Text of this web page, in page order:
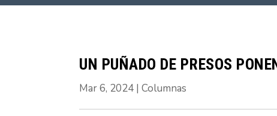
UN PUÑADO DE PRESOS
Mar 6, 2024 | Columnas